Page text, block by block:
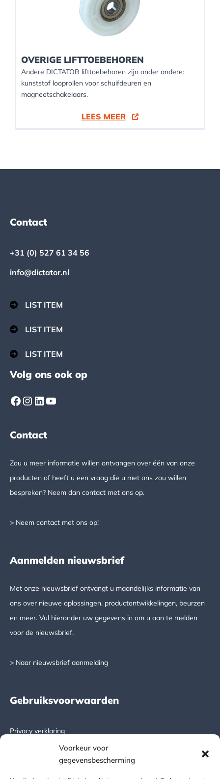
Voorkeur voor
gegevensbescherming
OVERIGE LIFTTOEBEHOREN
Andere DICTATOR lifttoebehoren zijn onder andere:
kunststof looprollen voor schuifdeuren en
magneetschakelaars.
LEES MEER
Footer
Contact
+31 (0) 527 61 34 56
info@dictator.nl
LIST ITEM
LIST ITEM
LIST ITEM
Volg ons ook op
Facebook
Instagram
LinkedIn
Contact
Zou u meer informatie willen ontvangen over één van onze
producten of heeft u een vraag die u met ons zou willen
bespreken? Neem dan contact met ons op.
> Neem contact met ons op!
Aanmelden nieuwsbrief
Met onze nieuwsbrief ontvangt u maandelijks informatie van
ons over nieuwe oplossingen, productontwikkelingen, beurzen
en meer. Vul hieronder uw gegevens in om u aan te melden
voor de nieuwsbrief.
> Naar nieuwsbrief aanmelding
Gebruiksvoorwaarden
Privacy verklaring
Algemene leveringsvoorwaarden